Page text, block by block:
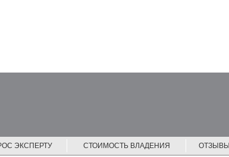
ЭКСПЕРТУ СТОИМОСТЬ ВЛАДЕНИЯ ОТЗЫВЫ